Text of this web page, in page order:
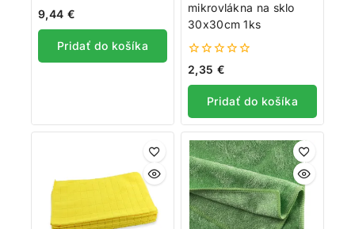
0
z
5
9,44 €
Pridať do košíka
mikrovlákna na sklo
30x30cm 1ks
0
5
2,35 €
Pridať do košíka